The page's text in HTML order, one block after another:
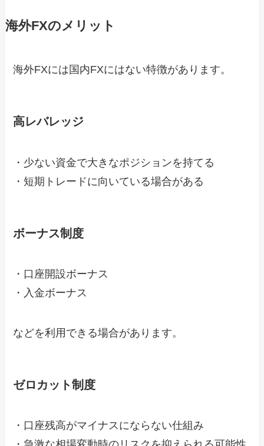
海外FXのメリット
海外FXには国内FXにはない特徴があります。
高レバレッジ
・少ない資金で大きなポジションを持てる
・短期トレードに向いている場合がある
ボーナス制度
・口座開設ボーナス
・入金ボーナス
などを利用できる場合があります。
ゼロカット制度
・口座残高がマイナスにならない仕組み